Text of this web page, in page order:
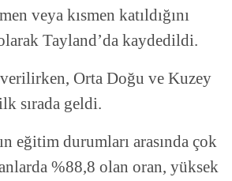
veya kısmen katıldığını
Tayland’da kaydedildi.
Orta Doğu ve Kuzey
sırada geldi.
eğitim durumları arasında çok
%88,8 olan oran, yüksek